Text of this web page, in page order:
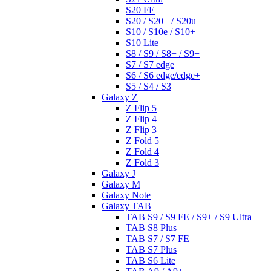
S20 FE
S20 / S20+ / S20u
S10 / S10e / S10+
S10 Lite
S8 / S9 / S8+ / S9+
S7 / S7 edge
S6 / S6 edge/edge+
S5 / S4 / S3
Galaxy Z
Z Flip 5
Z Flip 4
Z Flip 3
Z Fold 5
Z Fold 4
Z Fold 3
Galaxy J
Galaxy M
Galaxy Note
Galaxy TAB
TAB S9 / S9 FE / S9+ / S9 Ultra
TAB S8 Plus
TAB S7 / S7 FE
TAB S7 Plus
TAB S6 Lite